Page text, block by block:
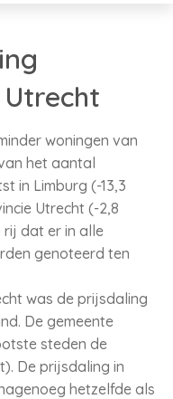
woningen van
het aantal
in Limburg (-13,3
Utrecht (-2,8
dat er in alle
genoteerd ten
was de prijsdaling
De gemeente
steden de
De prijsdaling in
hetzelfde als